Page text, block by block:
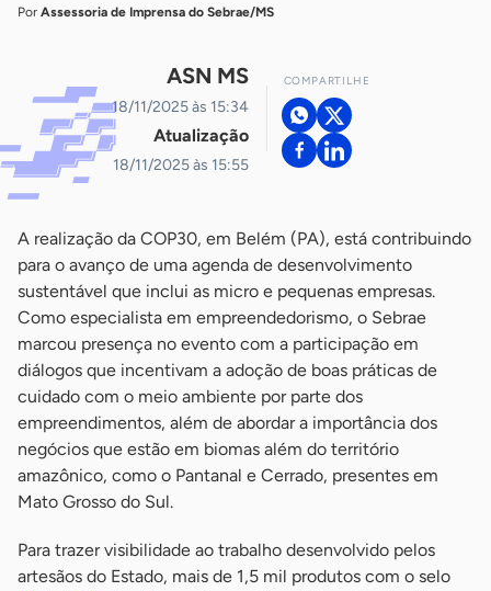
Por Assessoria de Imprensa do Sebrae/MS
ASN MS
18/11/2025 às 15:34
Atualização
18/11/2025 às 15:55
COMPARTILHE
A realização da COP30, em Belém (PA), está contribuindo
para o avanço de uma agenda de desenvolvimento
sustentável que inclui as micro e pequenas empresas.
Como especialista em empreendedorismo, o Sebrae
marcou presença no evento com a participação em
diálogos que incentivam a adoção de boas práticas de
cuidado com o meio ambiente por parte dos
empreendimentos, além de abordar a importância dos
negócios que estão em biomas além do território
amazônico, como o Pantanal e Cerrado, presentes em
Mato Grosso do Sul.
Para trazer visibilidade ao trabalho desenvolvido pelos
artesãos do Estado, mais de 1,5 mil produtos com o selo